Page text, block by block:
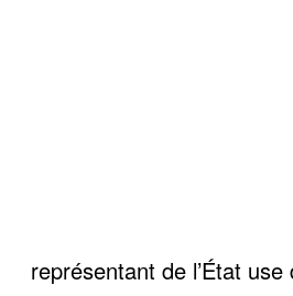
représentant de l’État use